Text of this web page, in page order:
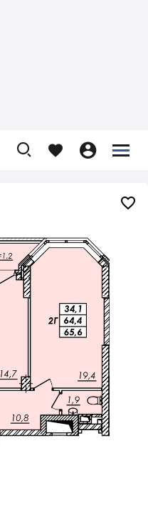
   


